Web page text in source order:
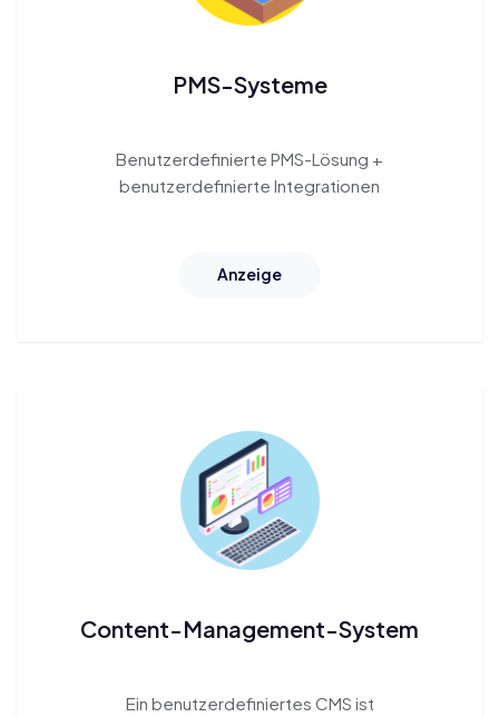
PMS-Systeme
Benutzerdefinierte PMS-Lösung +
benutzerdefinierte Integrationen
Anzeige
Content-Management-System
Ein benutzerdefiniertes CMS ist